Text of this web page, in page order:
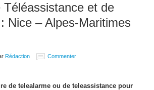
Téléassistance et de
Nice – Alpes-Maritimes
Rédaction Commenter
de telealarme ou de teleassistance pour